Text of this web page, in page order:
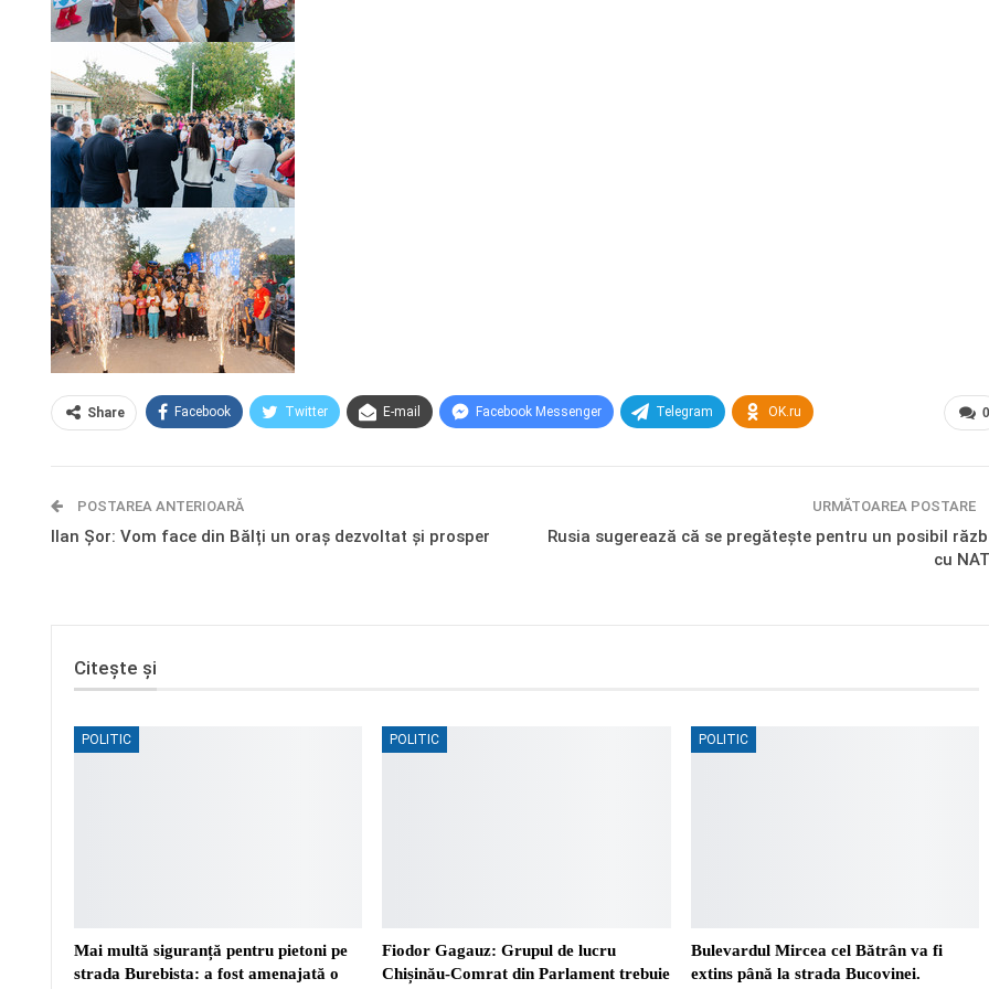
0
Share Facebook Twitter E-mail Facebook Messenger Telegram OK.ru
POSTAREA ANTERIOARĂ
Ilan Șor: Vom face din Bălți un oraș dezvoltat și prosper
URMĂTOAREA POSTARE
Rusia sugerează că se pregătește pentru un posibil
cu
Citește și
POLITIC
Mai multă siguranță pentru pietoni pe
strada Burebista: a fost amenajată o
POLITIC
Fiodor Gagauz: Grupul de lucru
Chișinău-Comrat din Parlament trebuie
POLITIC
Bulevardul Mircea cel Bătrân va fi
extins până la strada Bucovinei.